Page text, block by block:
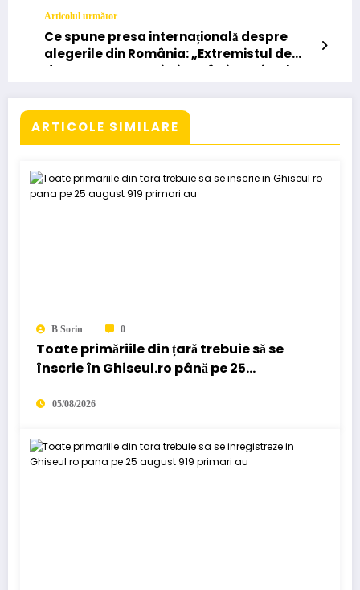
Articolul următor
Ce spune presa internațională despre
alegerile din România: „Extremistul de
dreapta George Simion câștigă primul
ARTICOLE SIMILARE
B Sorin 0
Toate primăriile din țară trebuie să se
înscrie în Ghiseul.ro până pe 25
august. 919 primari au…
05/08/2026